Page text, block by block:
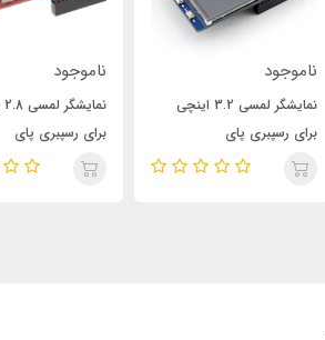
ناموجود
نمایشگر لمسی 3.2 اینچی
برای رسپبری پای
ناموجود
برای رسپبری پای